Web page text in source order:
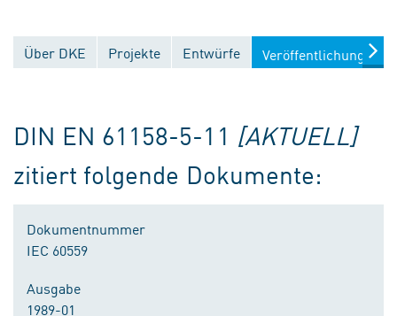
Über DKE Projekte Entwürfe Veröffentlichungen
DIN EN 61158-5-11 [AKTUELL]
zitiert folgende Dokumente:
Dokumentnummer
IEC 60559
Ausgabe
1989-01